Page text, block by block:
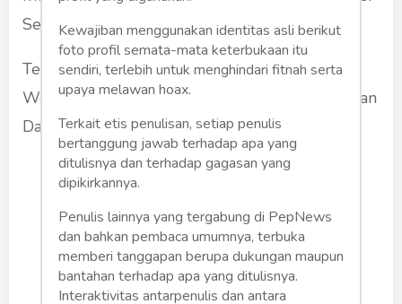
Selatan sebanyak 40.000 jiwa.
Tetapi di majalah ini, diuraikan bahwa
Westerling banyak terlibat pada pemberontakan
Darul Islam di wilayah Jawa Barat.
Kewajiban menggunakan identitas asli berikut
foto profil semata-mata keterbukaan itu
sendiri, terlebih untuk menghindari fitnah serta
upaya melawan hoax.
Terkait etis penulisan, setiap penulis
bertanggung jawab terhadap apa yang
ditulisnya dan terhadap gagasan yang
dipikirkannya.
Penulis lainnya yang tergabung di PepNews
dan bahkan pembaca umumnya, terbuka
memberi tanggapan berupa dukungan maupun
bantahan terhadap apa yang ditulisnya.
Interaktivitas antarpenulis dan antara